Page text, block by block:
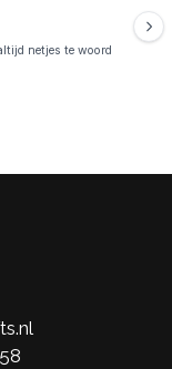
netjes te woord